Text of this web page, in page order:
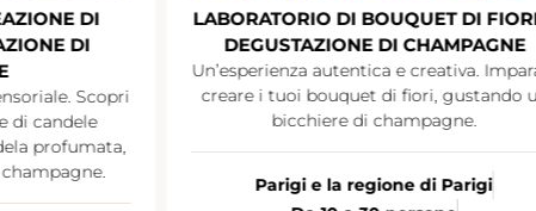
DI FIORI E
Impara a
gustando un
Parigi
SUMMER PARTY
Discutere e fare networking davanti a un
cocktail estivo a base di champagne
Tutta la Francia 20 persone o più